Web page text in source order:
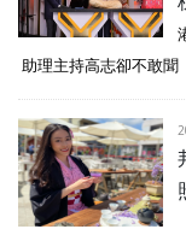
助理主持高志卻不